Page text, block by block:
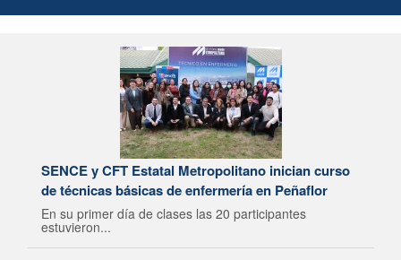
SENCE y CFT Estatal Metropolitano inician curso
de técnicas básicas de enfermería en Peñaflor
En su primer día de clases las 20 participantes
estuvieron...